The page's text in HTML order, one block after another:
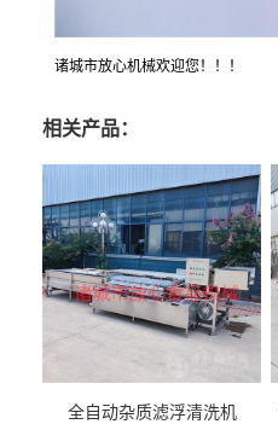
诸城市放心机械欢迎您！！！
相关产品：
全自动杂质滤浮清洗机